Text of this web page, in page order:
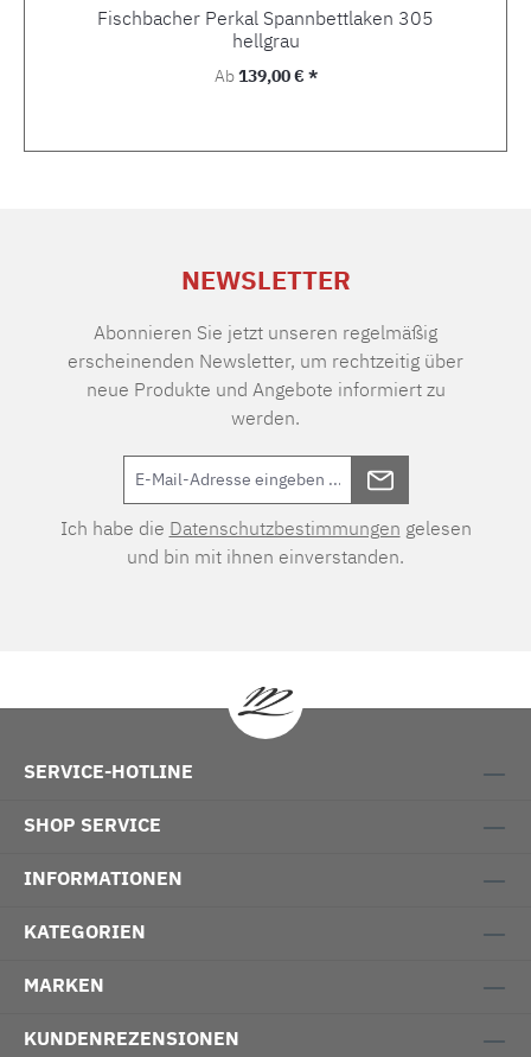
Fischbacher Perkal Spannbettlaken 305
hellgrau
Regulärer Preis:
Ab139,00 € *
NEWSLETTER
Abonnieren Sie jetzt unseren regelmäßig
erscheinenden Newsletter, um rechtzeitig über
neue Produkte und Angebote informiert zu
werden.
Ich habe die Datenschutzbestimmungen gelesen
und bin mit ihnen einverstanden.
SERVICE-HOTLINE
SHOP SERVICE
INFORMATIONEN
KATEGORIEN
MARKEN
KUNDENREZENSIONEN